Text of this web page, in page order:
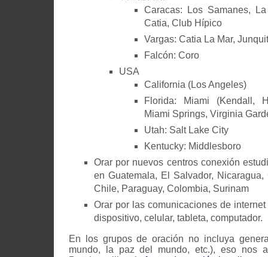
Caracas: Los Samanes,
Catia, Club Hípico
Vargas: Catia La Mar,
Falcón: Coro
USA
California (Los Angeles)
Florida: Miami (Kendall,
Miami Springs, Virginia
Utah: Salt Lake City
Kentucky: Middlesboro
Orar por nuevos centros conexión
en Guatemala, El Salvador,
Chile, Paraguay, Colombia, Surinam
Orar por las comunicaciones de
dispositivo, celular, tableta, computador.
En los grupos de oración no incluya
mundo, la paz del mundo, etc.), eso nos